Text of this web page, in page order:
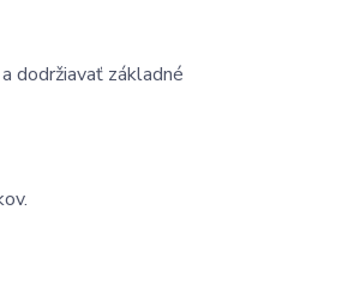
dodržiavať základné